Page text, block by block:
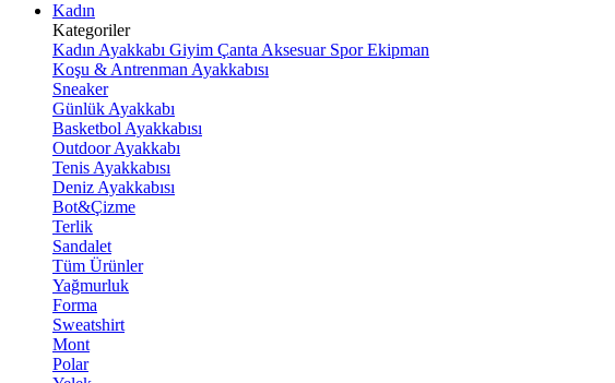
Kadın
Kategoriler
Kadın Ayakkabı Giyim Çanta Aksesuar Spor Ekipman
Koşu & Antrenman Ayakkabısı
Sneaker
Günlük Ayakkabı
Basketbol Ayakkabısı
Outdoor Ayakkabı
Tenis Ayakkabısı
Deniz Ayakkabısı
Bot&Çizme
Terlik
Sandalet
Tüm Ürünler
Yağmurluk
Forma
Sweatshirt
Mont
Polar